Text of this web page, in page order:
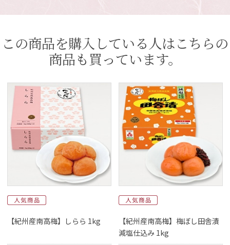
この商品を購入している人はこちらの
商品も買っています。
【紀州産南高梅】しらら 1kg
【紀州産南高梅】梅ぼし田舎漬
減塩仕込み 1kg